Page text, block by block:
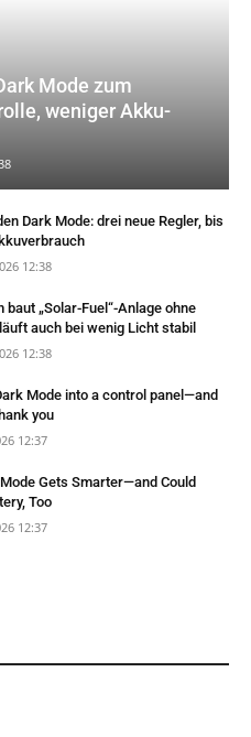
Mode zum
weniger Akku-
Dark Mode: drei neue Regler, bis
12:38
„Solar-Fuel“-Anlage ohne
auch bei wenig Licht stabil
12:38
Mode into a control panel—and
you
12:37
Gets Smarter—and Could
Too
12:37